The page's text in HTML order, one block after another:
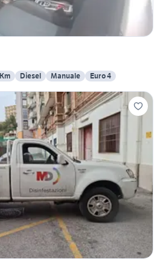
Diesel Manuale Euro 4